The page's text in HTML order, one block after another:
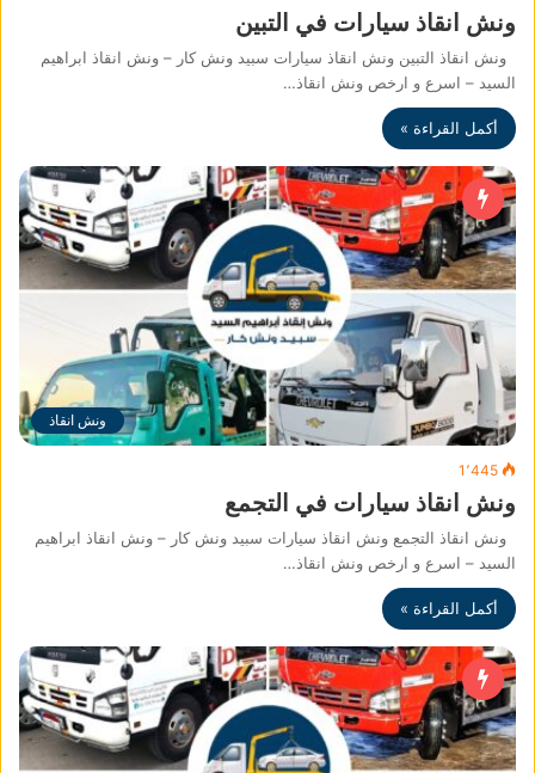
ونش انقاذ سيارات في التبين
ونش انقاذ التبين ونش انقاذ سيارات سبيد ونش كار – ونش انقاذ ابراهيم
السيد – اسرع و ارخص ونش انقاذ…
أكمل القراءة »
ونش انقاذ
1٬445
ونش انقاذ سيارات في التجمع
ونش انقاذ التجمع ونش انقاذ سيارات سبيد ونش كار – ونش انقاذ ابراهيم
السيد – اسرع و ارخص ونش انقاذ…
أكمل القراءة »